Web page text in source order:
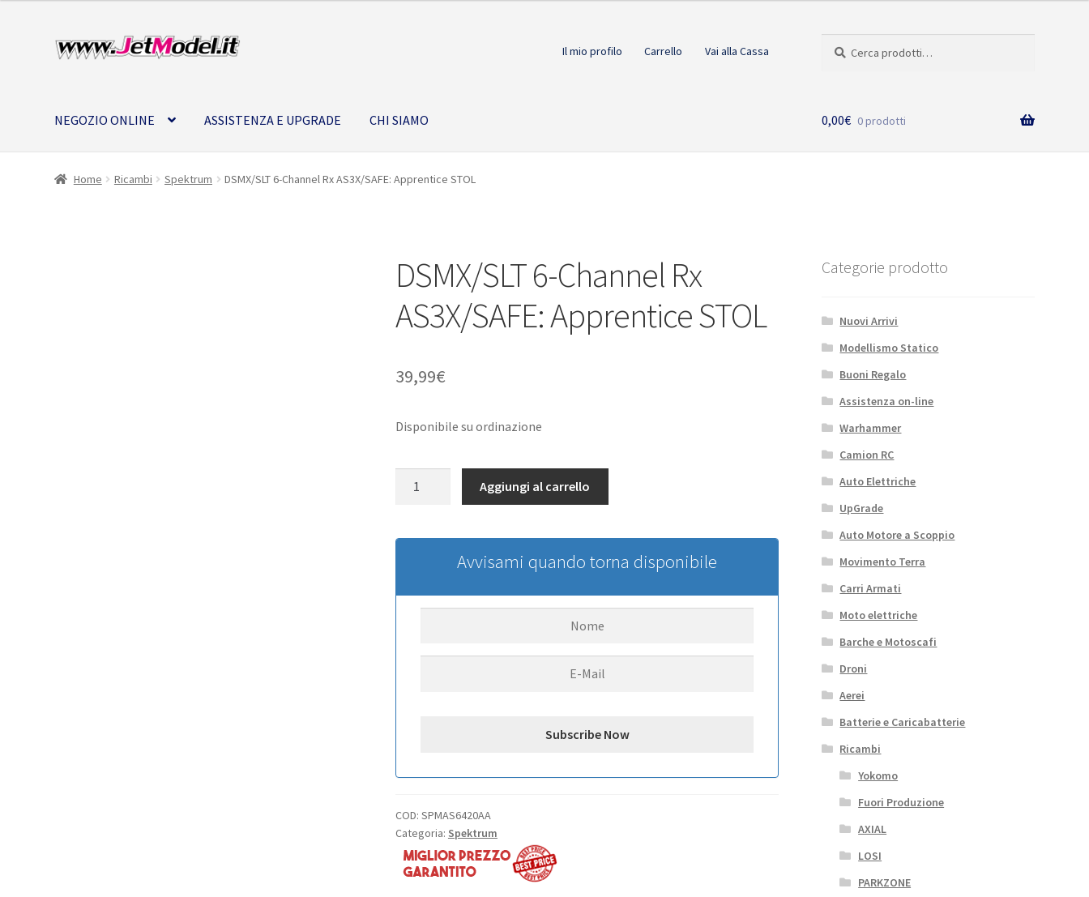
Vai
alla
Vai
al
Il mio profilo Carrello Vai alla Cassa
NEGOZIO ONLINE ASSISTENZA E UPGRADE CHI SIAMO 0,00€ 0 prodotti
Home Ricambi Spektrum DSMX/SLT 6-Channel Rx AS3X/SAFE: Apprentice STOL
DSMX/SLT 6-Channel Rx
AS3X/SAFE: Apprentice STOL
39,99€
Disponibile su ordinazione
Rx
STOL
Aggiungi al carrello
Avvisami quando torna disponibile
COD: SPMAS6420AA
Categoria: Spektrum
Categorie prodotto
Nuovi Arrivi
Modellismo Statico
Buoni Regalo
Assistenza on-line
Warhammer
Camion RC
Auto Elettriche
UpGrade
Auto Motore a Scoppio
Movimento Terra
Carri Armati
Moto elettriche
Barche e Motoscafi
Droni
Aerei
Batterie e Caricabatterie
Ricambi
Yokomo
Fuori Produzione
AXIAL
LOSI
PARKZONE